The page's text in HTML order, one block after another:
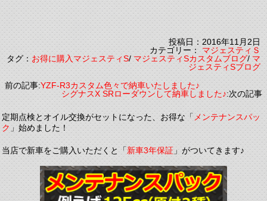
投稿日：2016年11月2日
カテゴリー：マジェスティＳ
タグ：お得に購入マジェスティS/マジェスティSカスタムブログ/マ
ジェスティSブログ
前の記事:YZF-R3カスタム色々で納車いたしました♪
シグナスX SRローダウンして納車しました♪:次の記事
定期点検とオイル交換がセットになった、お得な「メンテナンスパッ
ク」始めました！
当店で新車をご購入いただくと「新車3年保証」がついてきます♪